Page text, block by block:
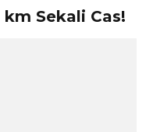
Sekali Cas!